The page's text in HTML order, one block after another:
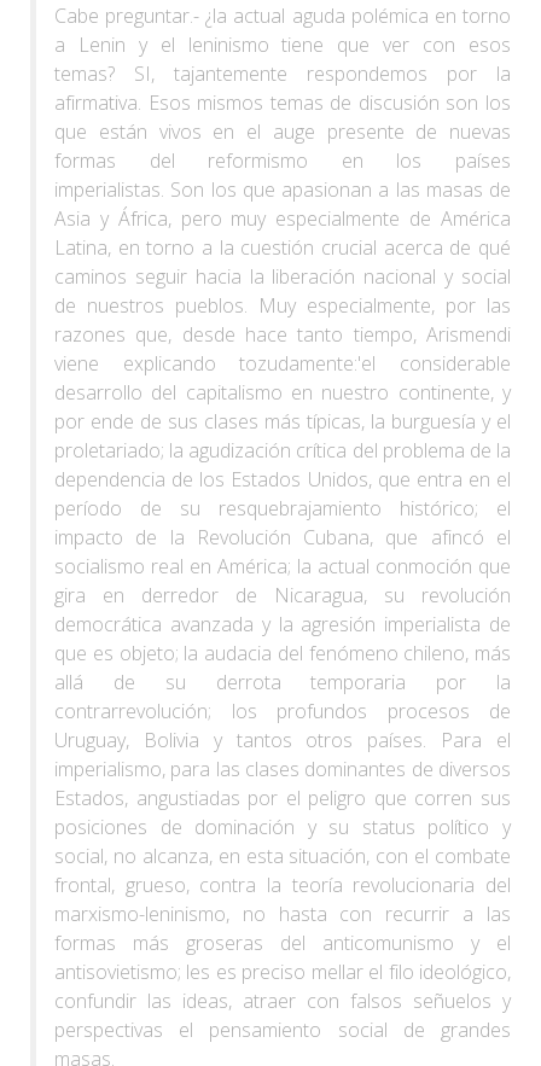
Cabe preguntar.- ¿la actual aguda polémica en torno
a Lenin y el leninismo tiene que ver con esos
temas? SI, tajantemente respondemos por la
afirmativa. Esos mismos temas de discusión son los
que están vivos en el auge presente de nuevas
formas del reformismo en los países
imperialistas. Son los que apasionan a las masas de
Asia y África, pero muy especialmente de América
Latina, en torno a la cuestión crucial acerca de qué
caminos seguir hacia la liberación nacional y social
de nuestros pueblos. Muy especialmente, por las
razones que, desde hace tanto tiempo, Arismendi
viene explicando tozudamente:'el considerable
desarrollo del capitalismo en nuestro continente, y
por ende de sus clases más típicas, la burguesía y el
proletariado; la agudización crítica del problema de la
dependencia de los Estados Unidos, que entra en el
período de su resquebrajamiento histórico; el
impacto de la Revolución Cubana, que afincó el
socialismo real en América; la actual conmoción que
gira en derredor de Nicaragua, su revolución
democrática avanzada y la agresión imperialista de
que es objeto; la audacia del fenómeno chileno, más
allá de su derrota temporaria por la
contrarrevolución; los profundos procesos de
Uruguay, Bolivia y tantos otros países. Para el
imperialismo, para las clases dominantes de diversos
Estados, angustiadas por el peligro que corren sus
posiciones de dominación y su status político y
social, no alcanza, en esta situación, con el combate
frontal, grueso, contra la teoría revolucionaria del
marxismo-leninismo, no hasta con recurrir a las
formas más groseras del anticomunismo y el
antisovietismo; les es preciso mellar el filo ideológico,
confundir las ideas, atraer con falsos señuelos y
perspectivas el pensamiento social de grandes
masas.